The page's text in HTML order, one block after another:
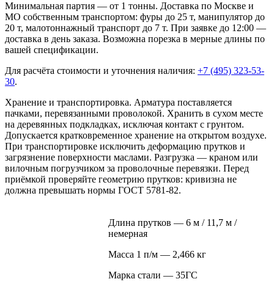
Минимальная партия — от 1 тонны. Доставка по Москве и
МО собственным транспортом: фуры до 25 т, манипулятор до
20 т, малотоннажный транспорт до 7 т. При заявке до 12:00 —
доставка в день заказа. Возможна порезка в мерные длины по
вашей спецификации.
Для расчёта стоимости и уточнения наличия: +7 (495) 323-53-
30.
Хранение и транспортировка. Арматура поставляется
пачками, перевязанными проволокой. Хранить в сухом месте
на деревянных подкладках, исключая контакт с грунтом.
Допускается кратковременное хранение на открытом воздухе.
При транспортировке исключить деформацию прутков и
загрязнение поверхности маслами. Разгрузка — краном или
вилочным погрузчиком за проволочные перевязки. Перед
приёмкой проверяйте геометрию прутков: кривизна не
должна превышать нормы ГОСТ 5781-82.
Длина прутков — 6 м / 11,7 м /
немерная
Масса 1 п/м — 2,466 кг
Марка стали — 35ГС